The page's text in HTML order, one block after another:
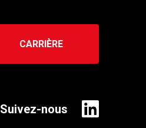
CARRIÈRE
Suivez-nous